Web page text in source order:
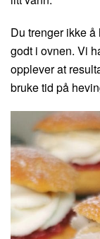
Du trenger ikke
godt i ovnen. Vi
opplever at
bruke tid på